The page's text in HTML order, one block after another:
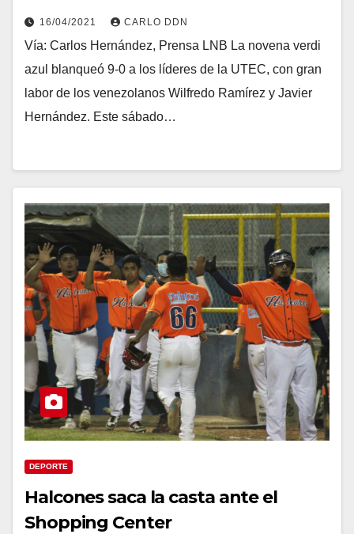
16/04/2021 CARLO DDN
Vía: Carlos Hernández, Prensa LNB La novena verdi
azul blanqueó 9-0 a los líderes de la UTEC, con gran
labor de los venezolanos Wilfredo Ramírez y Javier
Hernández. Este sábado…
DEPORTE
Halcones saca la casta ante el
Shopping Center